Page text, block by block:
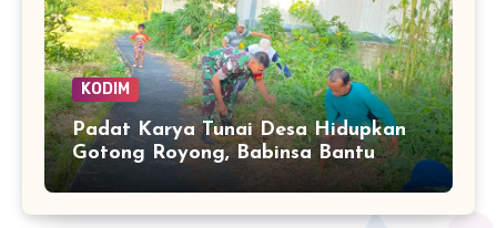
KODIM
Padat Karya Tunai Desa Hidupkan
Gotong Royong, Babinsa Bantu
Bersihkan Akses Warga